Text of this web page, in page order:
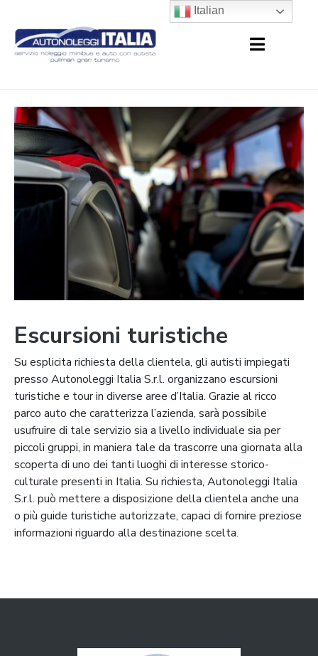
Escursioni turistiche
Su esplicita richiesta della clientela, gli autisti impiegati
presso Autonoleggi Italia S.r.l. organizzano escursioni
turistiche e tour in diverse aree d’Italia. Grazie al ricco
parco auto che caratterizza l’azienda, sarà possibile
usufruire di tale servizio sia a livello individuale sia per
piccoli gruppi, in maniera tale da trascorre una giornata alla
scoperta di uno dei tanti luoghi di interesse storico-
culturale presenti in Italia. Su richiesta, Autonoleggi Italia
S.r.l. può mettere a disposizione della clientela anche una
o più guide turistiche autorizzate, capaci di fornire preziose
informazioni riguardo alla destinazione scelta.
Italian